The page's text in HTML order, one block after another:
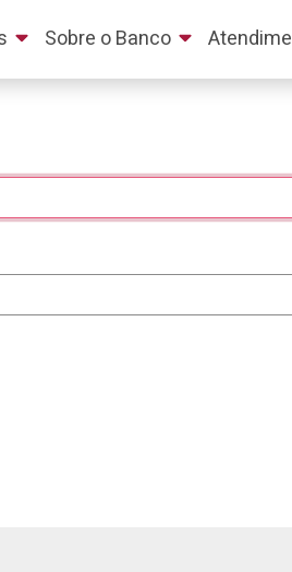
Sobre o Banco